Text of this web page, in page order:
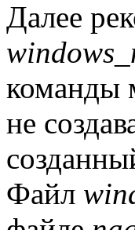
Далее
команды
не
Файл